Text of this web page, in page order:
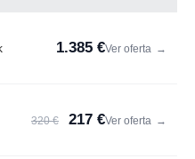
1.385 €Ver oferta →
320 € 217 €Ver oferta →